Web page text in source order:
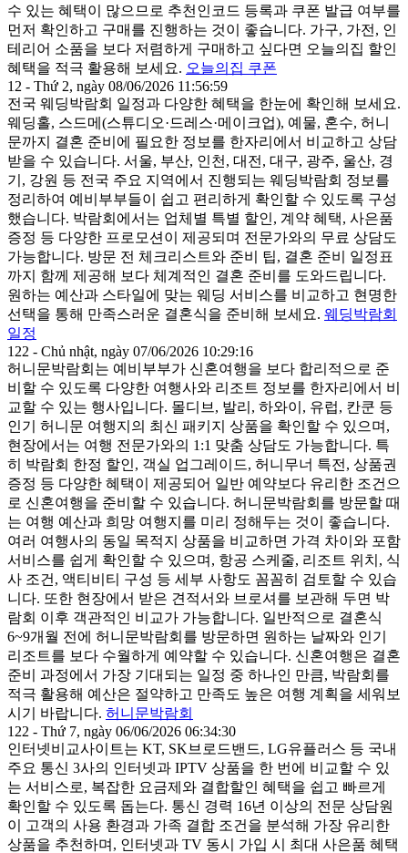
수 있는 혜택이 많으므로 추천인코드 등록과 쿠폰 발급 여부를
먼저 확인하고 구매를 진행하는 것이 좋습니다. 가구, 가전, 인
테리어 소품을 보다 저렴하게 구매하고 싶다면 오늘의집 할인
혜택을 적극 활용해 보세요. 오늘의집 쿠폰
12 - Thứ 2, ngày 08/06/2026 11:56:59
전국 웨딩박람회 일정 과 다양한 혜택을 한눈에 확인해 보세요.
웨딩홀, 스드메(스튜디오·드레스·메이크업), 예물, 혼수, 허니
문까지 결혼 준비에 필요한 정보를 한자리에서 비교하고 상담
받을 수 있습니다. 서울, 부산, 인천, 대전, 대구, 광주, 울산, 경
기, 강원 등 전국 주요 지역에서 진행되는 웨딩박람회 정보를
정리하여 예비부부들이 쉽고 편리하게 확인할 수 있도록 구성
했습니다. 박람회에서는 업체별 특별 할인, 계약 혜택, 사은품
증정 등 다양한 프로모션이 제공되며 전문가와의 무료 상담도
가능합니다. 방문 전 체크리스트와 준비 팁, 결혼 준비 일정표
까지 함께 제공해 보다 체계적인 결혼 준비를 도와드립니다.
원하는 예산과 스타일에 맞는 웨딩 서비스를 비교하고 현명한
선택을 통해 만족스러운 결혼식을 준비해 보세요. 웨딩박람회
일정
122 - Chủ nhật, ngày 07/06/2026 10:29:16
허니문박람회는 예비부부가 신혼여행을 보다 합리적으로 준
비할 수 있도록 다양한 여행사와 리조트 정보를 한자리에서 비
교할 수 있는 행사입니다. 몰디브, 발리, 하와이, 유럽, 칸쿤 등
인기 허니문 여행지의 최신 패키지 상품을 확인할 수 있으며,
현장에서는 여행 전문가와의 1:1 맞춤 상담도 가능합니다. 특
히 박람회 한정 할인, 객실 업그레이드, 허니무너 특전, 상품권
증정 등 다양한 혜택이 제공되어 일반 예약보다 유리한 조건으
로 신혼여행을 준비할 수 있습니다. 허니문박람회를 방문할 때
는 여행 예산과 희망 여행지를 미리 정해두는 것이 좋습니다.
여러 여행사의 동일 목적지 상품을 비교하면 가격 차이와 포함
서비스를 쉽게 확인할 수 있으며, 항공 스케줄, 리조트 위치, 식
사 조건, 액티비티 구성 등 세부 사항도 꼼꼼히 검토할 수 있습
니다. 또한 현장에서 받은 견적서와 브로셔를 보관해 두면 박
람회 이후 객관적인 비교가 가능합니다. 일반적으로 결혼식
6~9개월 전에 허니문박람회를 방문하면 원하는 날짜와 인기
리조트를 보다 수월하게 예약할 수 있습니다. 신혼여행은 결혼
준비 과정에서 가장 기대되는 일정 중 하나인 만큼, 박람회를
적극 활용해 예산은 절약하고 만족도 높은 여행 계획을 세워보
시기 바랍니다. 허니문박람회
122 - Thứ 7, ngày 06/06/2026 06:34:30
인터넷비교사이트는 KT, SK브로드밴드, LG유플러스 등 국내
주요 통신 3사의 인터넷과 IPTV 상품을 한 번에 비교할 수 있
는 서비스로, 복잡한 요금제와 결합할인 혜택을 쉽고 빠르게
확인할 수 있도록 돕는다. 통신 경력 16년 이상의 전문 상담원
이 고객의 사용 환경과 가족 결합 조건을 분석해 가장 유리한
상품을 추천하며, 인터넷과 TV 동시 가입 시 최대 사은품 혜택